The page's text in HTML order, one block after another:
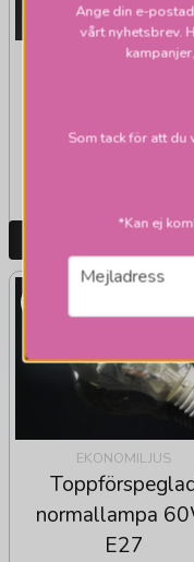
EKONOMILJUS
EKONOMILJUS
normallampa
E27
Ange din e-
vårt nyhetsbrev.
Som tack för att
*Kan ej
email
Mejladress